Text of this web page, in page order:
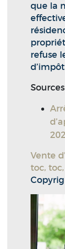
que la
refuse
Vente
toc,